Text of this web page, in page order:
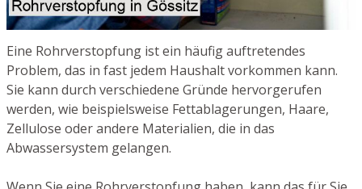
Eine Rohrverstopfung ist ein häufig auftretendes
Problem, das in fast jedem Haushalt vorkommen kann.
Sie kann durch verschiedene Gründe hervorgerufen
werden, wie beispielsweise Fettablagerungen, Haare,
Zellulose oder andere Materialien, die in das
Abwassersystem gelangen.